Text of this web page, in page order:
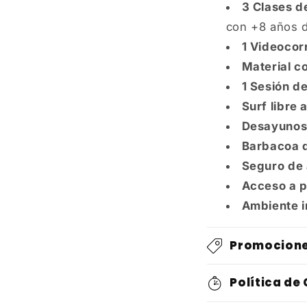
3 Clases
con +8 años
1
Material
1 Sesión
Surf libre
Barbacoa
Seguro
Acceso a
Ambiente
Política de